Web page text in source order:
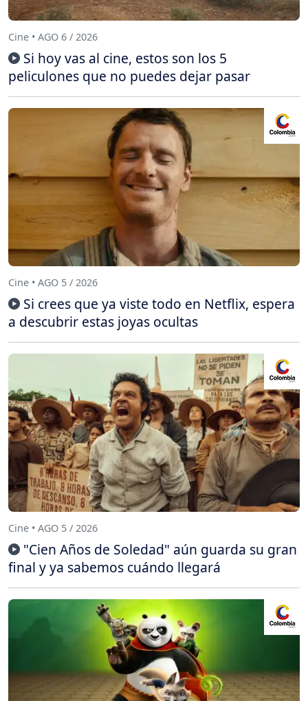
Cine • AGO 6 / 2026
Si hoy vas al cine, estos son los 5
peliculones que no puedes dejar pasar
Cine • AGO 5 / 2026
Si crees que ya viste todo en Netflix, espera
a descubrir estas joyas ocultas
Cine • AGO 5 / 2026
"Cien Años de Soledad" aún guarda su gran
final y ya sabemos cuándo llegará